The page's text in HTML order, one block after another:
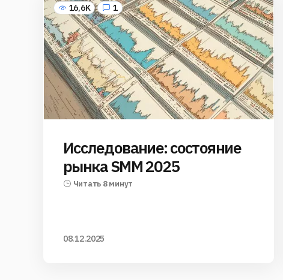
16,6K 1
Исследование: состояние
рынка SMM 2025
Читать 8 минут
08.12.2025